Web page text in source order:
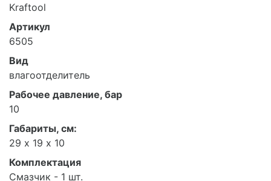
Kraftool
Артикул
6505
Вид
влагоотделитель
Рабочее давление, бар
10
Габариты, см:
29 х 19 х 10
Комплектация
Смазчик - 1 шт.